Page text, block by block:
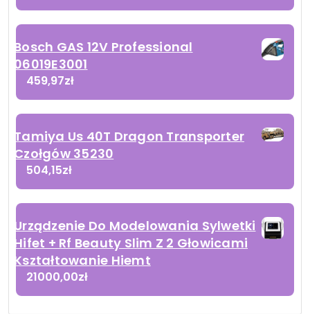
Bosch GAS 12V Professional
06019E3001
459,97zł
Tamiya Us 40T Dragon Transporter
Czołgów 35230
504,15zł
Urządzenie Do Modelowania Sylwetki
Hifet + Rf Beauty Slim Z 2 Głowicami
Kształtowanie Hiemt
21000,00zł